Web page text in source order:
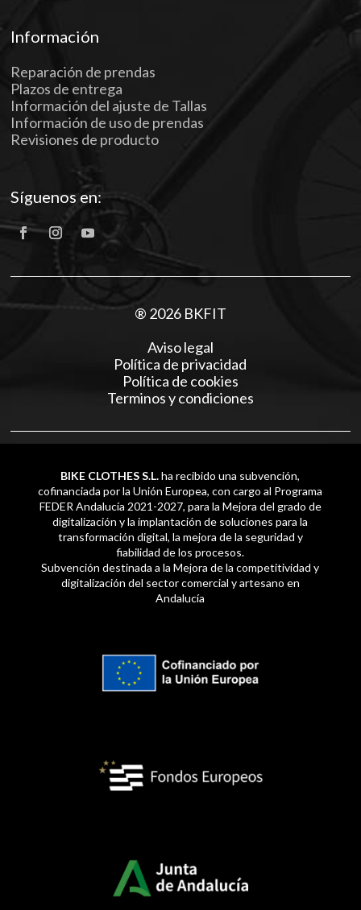
Información
Reparación de prendas
Plazos de entrega
Información del ajuste de Tallas
Información de uso de prendas
Revisiones de producto
Síguenos en:
® 2026 BKFIT
Aviso legal
Política de privacidad
Política de cookies
Terminos y condiciones
BIKE CLOTHES S.L.ha recibido una subvención,
cofinanciada por la Unión Europea, con cargo al Programa
FEDER Andalucía 2021-2027, para la Mejora del grado de
digitalización y la implantación de soluciones para la
transformación digital, la mejora de la seguridad y
fiabilidad de los procesos.
Subvención destinada a la Mejora de la competitividad y
digitalización del sector comercial y artesano en
Andalucía